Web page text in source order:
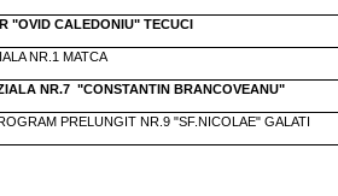
"OVID CALEDONIU" TECUCI
NR.1 MATCA
NR.7 "CONSTANTIN BRANCOVEANU"
PRELUNGIT NR.9 "SF.NICOLAE" GALATI